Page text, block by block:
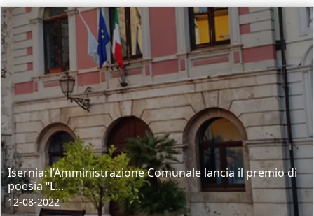
Isernia: l’Amministrazione Comunale lancia il premio di
poesia “L...
12-08-2022